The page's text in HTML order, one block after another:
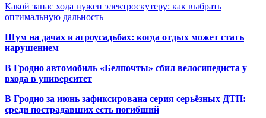
Какой запас хода нужен электроскутеру: как выбрать
оптимальную дальность
Шум на дачах и агроусадьбах: когда отдых может стать
нарушением
В Гродно автомобиль «Белпочты» сбил велосипедиста у
входа в университет
В Гродно за июнь зафиксирована серия серьёзных ДТП:
среди пострадавших есть погибший